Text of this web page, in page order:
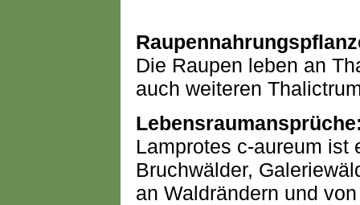
Die Raupen leben an
auch weiteren
Lamprotes c-aureum ist
Bruchwälder,
an Waldrändern und